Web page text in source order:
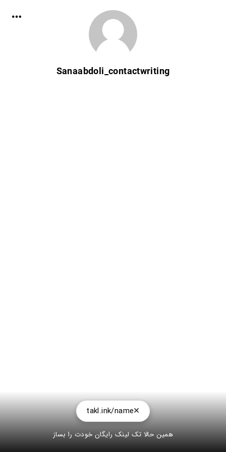
Sanaabdoli_contactwriting
takl.ink/name
همین حالا تک لینک رایگان خودت را بساز